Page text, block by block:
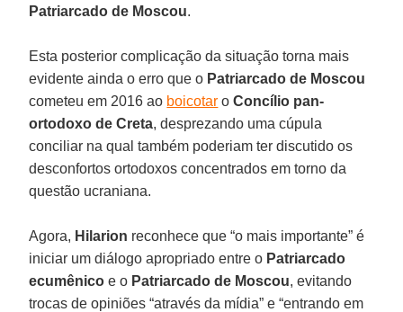
Patriarcado de Moscou.
Esta posterior complicação da situação torna mais
evidente ainda o erro que o Patriarcado de Moscou
cometeu em 2016 ao boicotar oConcílio pan-
ortodoxo de Creta, desprezando uma cúpula
conciliar na qual também poderiam ter discutido os
desconfortos ortodoxos concentrados em torno da
questão ucraniana.
Agora, Hilarion reconhece que “o mais importante” é
iniciar um diálogo apropriado entre o Patriarcado
ecumênico e o Patriarcado de Moscou, evitando
trocas de opiniões “através da mídia” e “entrando em